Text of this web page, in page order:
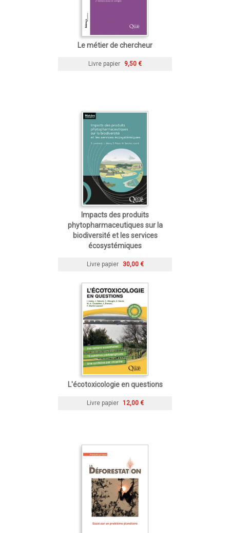
Le métier de chercheur
Livre papier 9,50 €
Impacts des produits
phytopharmaceutiques sur la
biodiversité et les services
écosystémiques
Livre papier 30,00 €
L'écotoxicologie en questions
Livre papier 12,00 €